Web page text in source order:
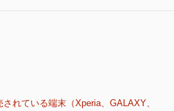
れている端末（Xperia、GALAXY、